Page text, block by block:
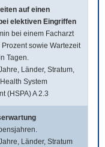
auf einen
elektiven Eingriffen
bei einem Facharzt
sowie Wartezeit
Tagen.
Länder, Stratum,
System
(HSPA) A 2.3
Länder, Stratum